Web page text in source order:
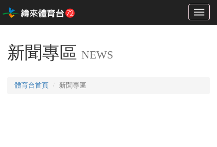
Toggle
新聞專區 NEWS
體育台首頁 新聞專區